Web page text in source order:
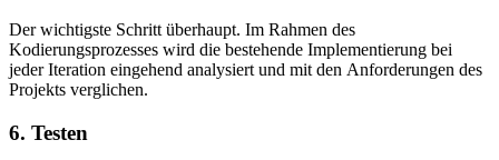
Der wichtigste Schritt überhaupt. Im Rahmen des
Kodierungsprozesses wird die bestehende Implementierung bei
jeder Iteration eingehend analysiert und mit den Anforderungen des
Projekts verglichen.
6. Testen